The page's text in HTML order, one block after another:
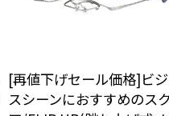
[再値下げセール価格]ビ
スシーンにおすすめのス